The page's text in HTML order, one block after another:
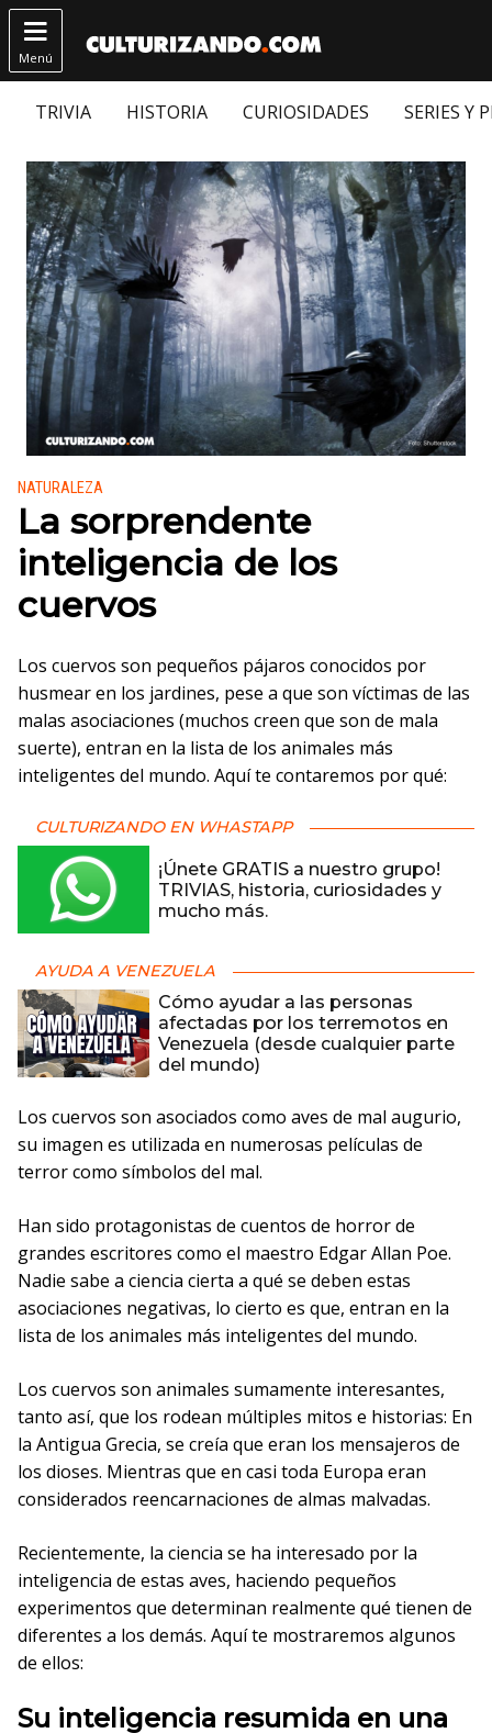

Menú
TRIVIA HISTORIA CURIOSIDADES SERIES Y
Publicado en:
NATURALEZA
La sorprendente
inteligencia de los
cuervos
Los cuervos son pequeños pájaros conocidos por
husmear en los jardines, pese a que son víctimas de las
malas asociaciones (muchos creen que son de mala
suerte), entran en la lista de los animales más
inteligentes del mundo. Aquí te contaremos por qué:
CULTURIZANDO EN WHASTAPP
¡Únete GRATIS a nuestro grupo!
TRIVIAS, historia, curiosidades y
mucho más.
AYUDA A VENEZUELA
Cómo ayudar a las personas
afectadas por los terremotos en
Venezuela (desde cualquier parte
del mundo)
Los cuervos son asociados como aves de mal augurio,
su imagen es utilizada en numerosas películas de
terror como símbolos del mal.
Han sido protagonistas de cuentos de horror de
grandes escritores como el maestro Edgar Allan Poe.
Nadie sabe a ciencia cierta a qué se deben estas
asociaciones negativas, lo cierto es que, entran en la
lista de los animales más inteligentes del mundo.
Los cuervos son animales sumamente interesantes,
tanto así, que los rodean múltiples mitos e historias: En
la Antigua Grecia, se creía que eran los mensajeros de
los dioses. Mientras que en casi toda Europa eran
considerados reencarnaciones de almas malvadas.
Recientemente, la ciencia se ha interesado por la
inteligencia de estas aves, haciendo pequeños
experimentos que determinan realmente qué tienen de
diferentes a los demás. Aquí te mostraremos algunos
de ellos:
Su inteligencia resumida en una